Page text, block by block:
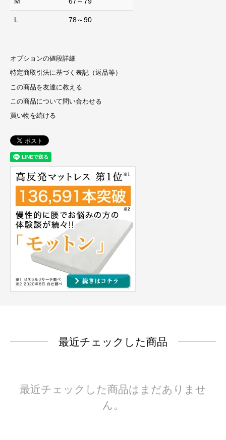
L 78～90
オプションの値段詳細
特定商取引法に基づく表記（返品等）
この商品を友達に教える
この商品について問い合わせる
買い物を続ける
最近チェックした商品
最近チェックした商品はまだありませ
ん。